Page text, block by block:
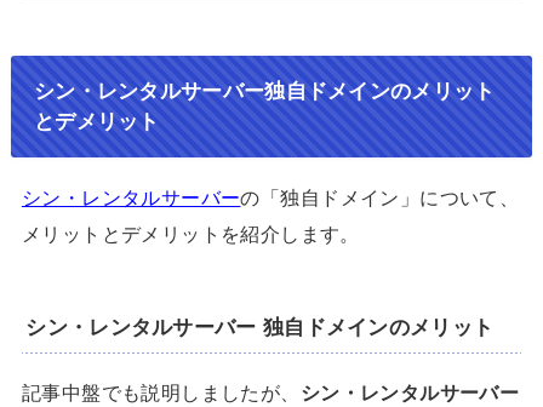
シン・レンタルサーバー独自ドメインのメリット
とデメリット
シン・レンタルサーバーの「独自ドメイン」について、
メリットとデメリットを紹介します。
シン・レンタルサーバー 独自ドメインのメリット
記事中盤でも説明しましたが、 シン・レンタルサーバー